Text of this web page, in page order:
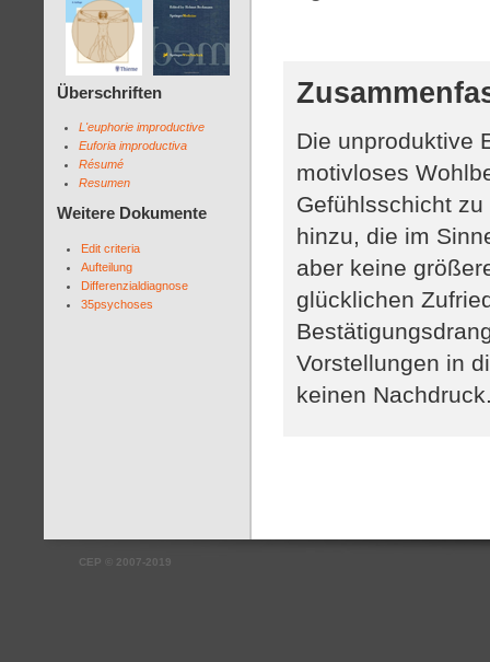
Überschriften
L'euphorie improductive
Euforia improductiva
Résumé
Resumen
Weitere Dokumente
Edit criteria
Aufteilung
Differenzialdiagnose
35psychoses
Die unproduktive
motivloses
Gefühlsschicht
hinzu, die im
aber keine
glücklichen
Vorstellungen in
keinen
CEP 2007-2019